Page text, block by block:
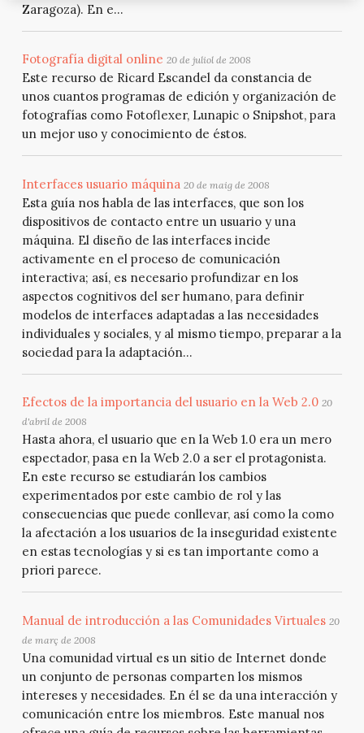
Zaragoza). En e...
Fotografía digital online 20 de juliol de 2008
Este recurso de Ricard Escandel da constancia de
unos cuantos programas de edición y organización de
fotografías como Fotoflexer, Lunapic o Snipshot, para
un mejor uso y conocimiento de éstos.
Interfaces usuario máquina 20 de maig de 2008
Esta guía nos habla de las interfaces, que son los
dispositivos de contacto entre un usuario y una
máquina. El diseño de las interfaces incide
activamente en el proceso de comunicación
interactiva; así, es necesario profundizar en los
aspectos cognitivos del ser humano, para definir
modelos de interfaces adaptadas a las necesidades
individuales y sociales, y al mismo tiempo, preparar a la
sociedad para la adaptación...
Efectos de la importancia del usuario en la Web 2.0 20
d'abril de 2008
Hasta ahora, el usuario que en la Web 1.0 era un mero
espectador, pasa en la Web 2.0 a ser el protagonista.
En este recurso se estudiarán los cambios
experimentados por este cambio de rol y las
consecuencias que puede conllevar, así como la como
la afectación a los usuarios de la inseguridad existente
en estas tecnologías y si es tan importante como a
priori parece.
Manual de introducción a las Comunidades Virtuales 20
de març de 2008
Una comunidad virtual es un sitio de Internet donde
un conjunto de personas comparten los mismos
intereses y necesidades. En él se da una interacción y
comunicación entre los miembros. Este manual nos